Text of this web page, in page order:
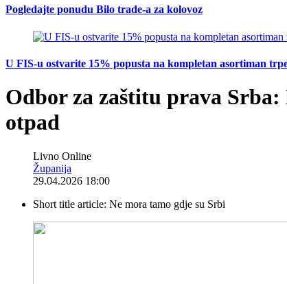
Pogledajte ponudu Bilo trade-a za kolovoz
U FIS-u ostvarite 15% popusta na kompletan asortiman
Odbor za zaštitu prava
otpad
Livno Online
Županija
29.04.2026 18:00
Short title article: Ne mora tamo gdje su Srbi